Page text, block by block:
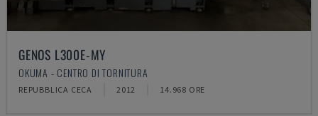
GENOS L300E-MY
OKUMA - CENTRO DI TORNITURA
REPUBBLICA CECA 2012 14.968 ORE